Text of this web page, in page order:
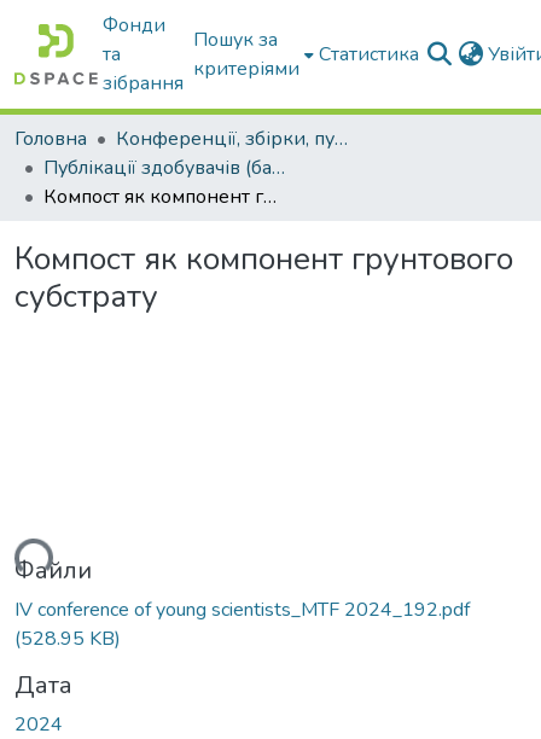
Фонди
та
зібрання
Пошук за
критеріями
Статистика
Головна
Конференції, збірки, публікації молодих вчених і здобувачів : магістрів, бакалаврів, аспірантів.
Публікації здобувачів (бакалаврів. магістрів, аспірантів)
Компост як компонент грунтового субстрату
Компост як компонент грунтового
субстрату
Файли
ІV conference of young scientists_MTF 2024_192.pdf
(528.95 KB)
Дата
2024